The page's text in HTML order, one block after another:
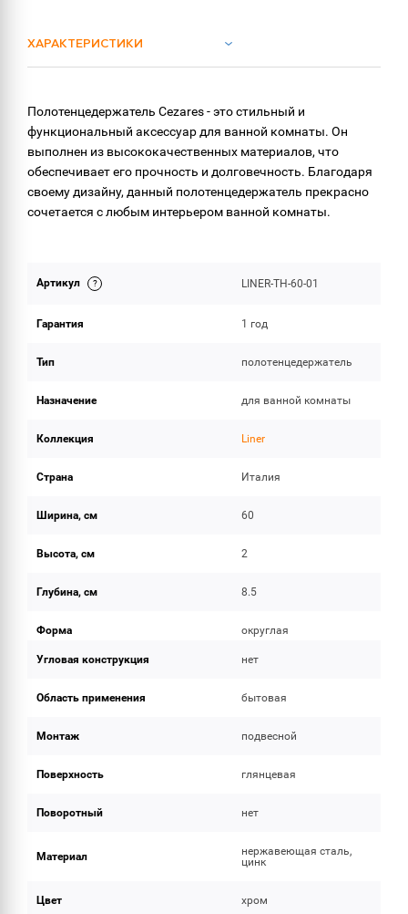
ХАРАКТЕРИСТИКИ
Полотенцедержатель Cezares - это стильный и
функциональный аксессуар для ванной комнаты. Он
выполнен из высококачественных материалов, что
обеспечивает его прочность и долговечность. Благодаря
своему дизайну, данный полотенцедержатель прекрасно
сочетается с любым интерьером ванной комнаты.
Артикул LINER-TH-60-01
Гарантия 1 год
Тип полотенцедержатель
Назначение для ванной комнаты
Коллекция Liner
Страна Италия
Ширина, см 60
Высота, см 2
Глубина, см 8.5
Форма округлая
Угловая конструкция нет
Область применения бытовая
Монтаж подвесной
Поверхность глянцевая
Поворотный нет
Материал
нержавеющая сталь,
цинк
Цвет хром